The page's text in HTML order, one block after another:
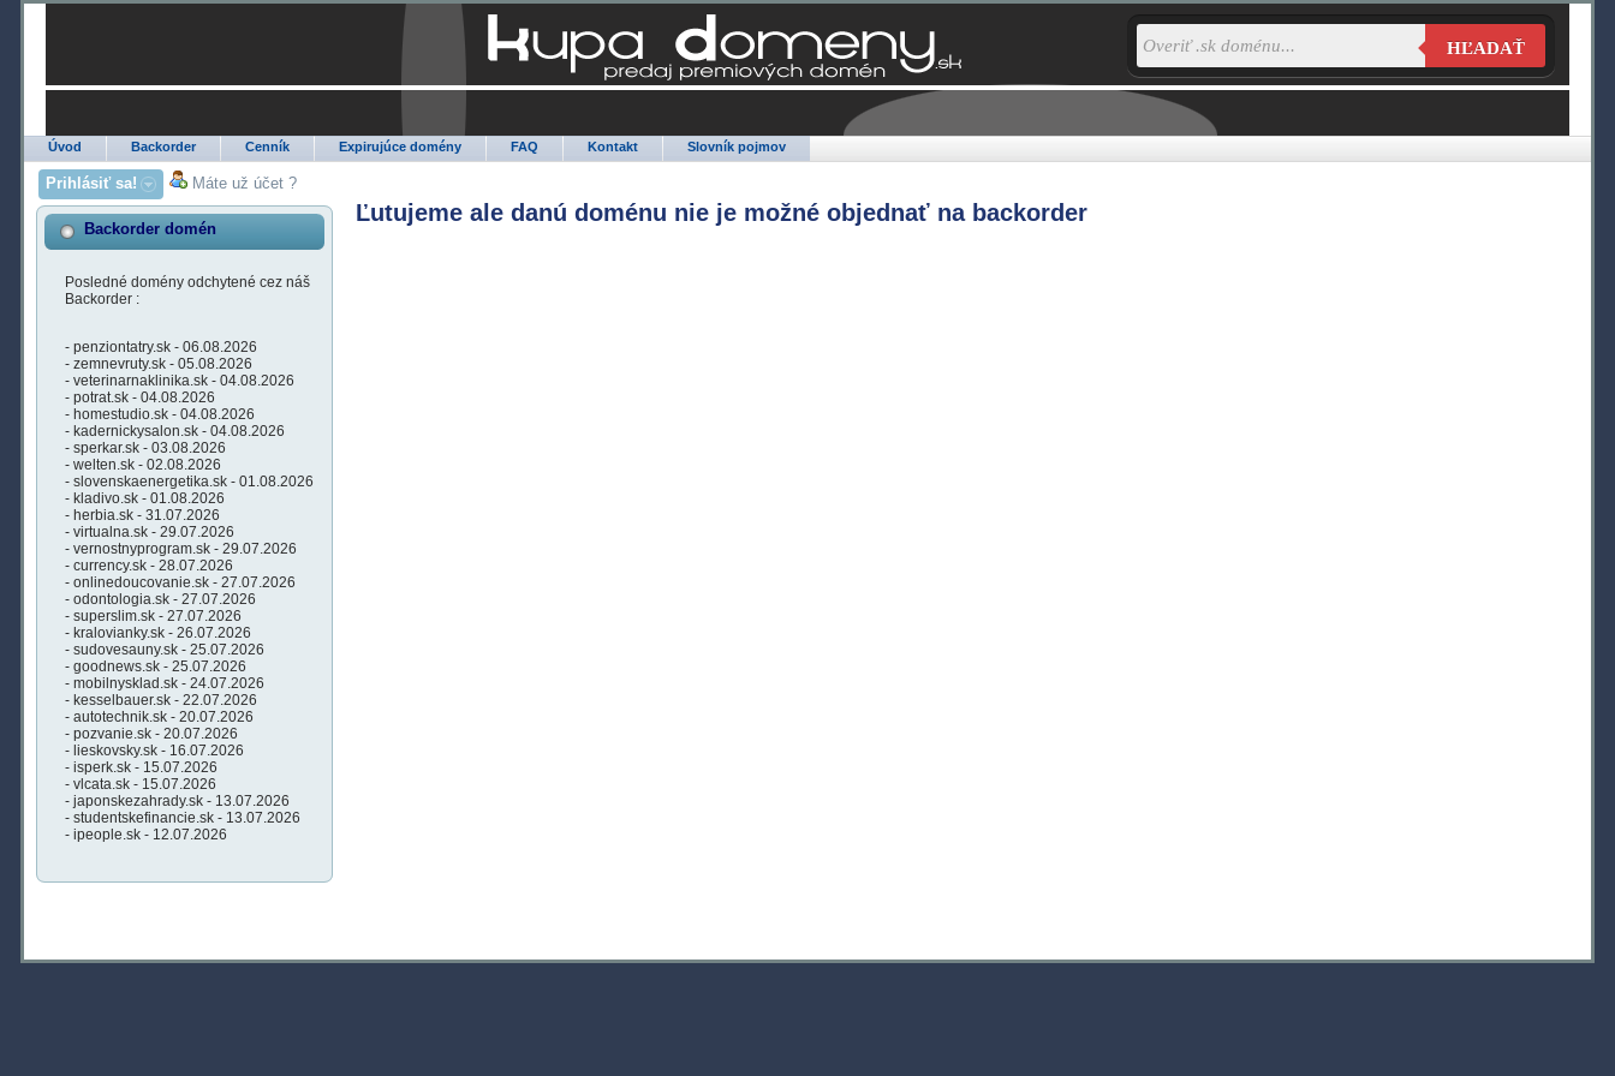
Úvod Backorder Cenník Expirujúce domény FAQ Kontakt Slovník pojmov
HĽADAŤ
Prihlásiť sa! Máte už účet ?
Backorder domén
Posledné domény odchytené cez náš
Backorder :
- penziontatry.sk - 06.08.2026
- zemnevruty.sk - 05.08.2026
- veterinarnaklinika.sk - 04.08.2026
- potrat.sk - 04.08.2026
- homestudio.sk - 04.08.2026
- kadernickysalon.sk - 04.08.2026
- sperkar.sk - 03.08.2026
- welten.sk - 02.08.2026
- slovenskaenergetika.sk - 01.08.2026
- kladivo.sk - 01.08.2026
- herbia.sk - 31.07.2026
- virtualna.sk - 29.07.2026
- vernostnyprogram.sk - 29.07.2026
- currency.sk - 28.07.2026
- onlinedoucovanie.sk - 27.07.2026
- odontologia.sk - 27.07.2026
- superslim.sk - 27.07.2026
- kralovianky.sk - 26.07.2026
- sudovesauny.sk - 25.07.2026
- goodnews.sk - 25.07.2026
- mobilnysklad.sk - 24.07.2026
- kesselbauer.sk - 22.07.2026
- autotechnik.sk - 20.07.2026
- pozvanie.sk - 20.07.2026
- lieskovsky.sk - 16.07.2026
- isperk.sk - 15.07.2026
- vlcata.sk - 15.07.2026
- japonskezahrady.sk - 13.07.2026
- studentskefinancie.sk - 13.07.2026
- ipeople.sk - 12.07.2026
Ľutujeme ale danú doménu nie je možné objednať na backorder